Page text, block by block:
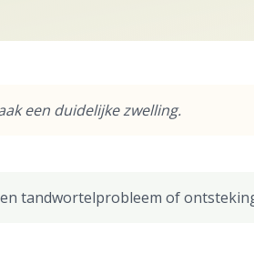
een duidelijke zwelling.
tandwortelprobleem of